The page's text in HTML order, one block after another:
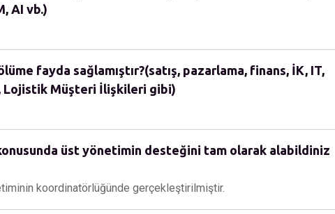
AI vb.)
fayda sağlamıştır?(satış, pazarlama, finans, İK, IT,
Lojistik Müşteri İlişkileri gibi)
üst yönetimin desteğini tam olarak alabildiniz
koordinatörlüğünde gerçekleştirilmiştir.